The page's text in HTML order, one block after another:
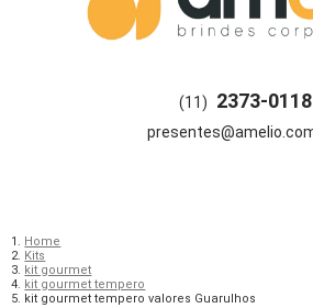
(11) 2373-0118
Home
Kits
kit gourmet
kit gourmet tempero
kit gourmet tempero valores Guarulhos